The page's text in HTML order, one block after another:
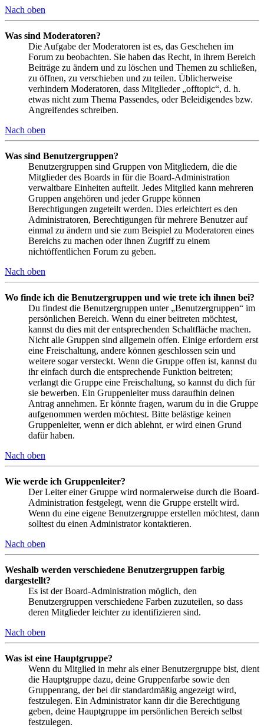
Nach oben
Was sind Moderatoren?
Die Aufgabe der Moderatoren ist es, das Geschehen im
Forum zu beobachten. Sie haben das Recht, in ihrem Bereich
Beiträge zu ändern und zu löschen und Themen zu schließen,
zu öffnen, zu verschieben und zu teilen. Üblicherweise
verhindern Moderatoren, dass Mitglieder „offtopic“, d. h.
etwas nicht zum Thema Passendes, oder Beleidigendes bzw.
Angreifendes schreiben.
Nach oben
Was sind Benutzergruppen?
Benutzergruppen sind Gruppen von Mitgliedern, die die
Mitglieder des Boards in für die Board-Administration
verwaltbare Einheiten aufteilt. Jedes Mitglied kann mehreren
Gruppen angehören und jeder Gruppe können
Berechtigungen zugeteilt werden. Dies erleichtert es den
Administratoren, Berechtigungen für mehrere Benutzer auf
einmal zu ändern und sie zum Beispiel zu Moderatoren eines
Bereichs zu machen oder ihnen Zugriff zu einem
nichtöffentlichen Forum zu geben.
Nach oben
Wo finde ich die Benutzergruppen und wie trete ich ihnen bei?
Du findest die Benutzergruppen unter „Benutzergruppen“ im
persönlichen Bereich. Wenn du einer beitreten möchtest,
kannst du dies mit der entsprechenden Schaltfläche machen.
Nicht alle Gruppen sind allgemein offen. Einige erfordern erst
eine Freischaltung, andere können geschlossen sein und
weitere sogar versteckt. Wenn die Gruppe offen ist, kannst du
ihr einfach durch die entsprechende Funktion beitreten;
verlangt die Gruppe eine Freischaltung, so kannst du dich für
sie bewerben. Ein Gruppenleiter muss daraufhin deinen
Antrag annehmen. Er könnte fragen, warum du in die Gruppe
aufgenommen werden möchtest. Bitte belästige keinen
Gruppenleiter, wenn er dich ablehnt, er wird einen Grund
dafür haben.
Nach oben
Wie werde ich Gruppenleiter?
Der Leiter einer Gruppe wird normalerweise durch die Board-
Administration festgelegt, wenn die Gruppe erstellt wird.
Wenn du eine eigene Benutzergruppe erstellen möchtest, dann
solltest du einen Administrator kontaktieren.
Nach oben
Weshalb werden verschiedene Benutzergruppen farbig
dargestellt?
Es ist der Board-Administration möglich, den
Benutzergruppen verschiedene Farben zuzuteilen, so dass
deren Mitglieder leichter zu identifizieren sind.
Nach oben
Was ist eine Hauptgruppe?
Wenn du Mitglied in mehr als einer Benutzergruppe bist, dient
die Hauptgruppe dazu, deine Gruppenfarbe sowie den
Gruppenrang, der bei dir standardmäßig angezeigt wird,
festzulegen. Ein Administrator kann dir die Berechtigung
geben, deine Hauptgruppe im persönlichen Bereich selbst
festzulegen.